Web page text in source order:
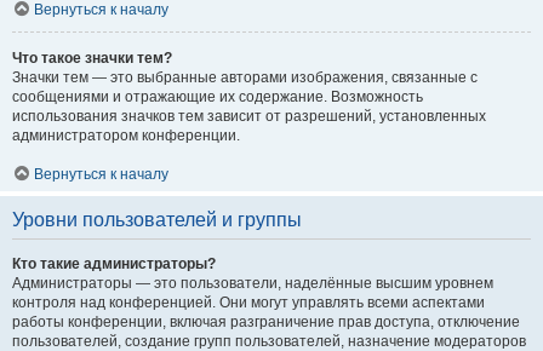
Вернуться к началу
Что такое значки тем?
Значки тем — это выбранные авторами изображения, связанные с
сообщениями и отражающие их содержание. Возможность
использования значков тем зависит от разрешений, установленных
администратором конференции.
Вернуться к началу
Уровни пользователей и группы
Кто такие администраторы?
Администраторы — это пользователи, наделённые высшим уровнем
контроля над конференцией. Они могут управлять всеми аспектами
работы конференции, включая разграничение прав доступа, отключение
пользователей, создание групп пользователей, назначение модераторов